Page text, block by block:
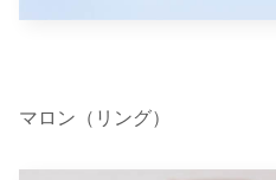
マロン（リング）